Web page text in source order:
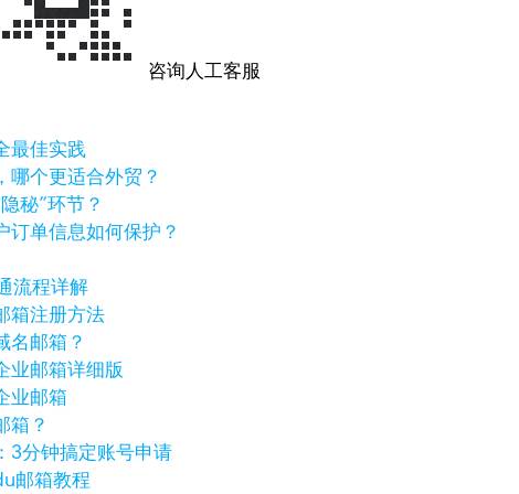
咨询人工客服
最佳实践
哪个更适合外贸？
秘”环节？
订单信息如何保护？
流程详解
箱注册方法
名邮箱？
业邮箱详细版
业邮箱
箱？
3分钟搞定账号申请
邮箱教程